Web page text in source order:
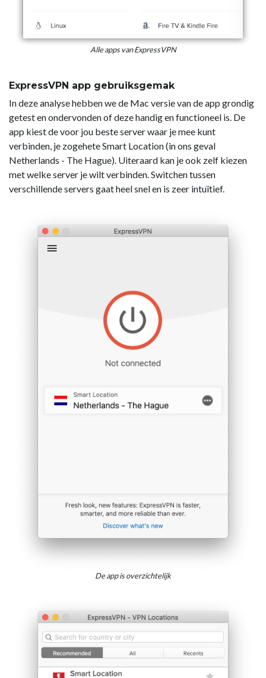
Alle apps van ExpressVPN
ExpressVPN app gebruiksgemak
In deze analyse hebben we de Mac versie van de app grondig
getest en ondervonden of deze handig en functioneel is. De
app kiest de voor jou beste server waar je mee kunt
verbinden, je zogehete Smart Location (in ons geval
Netherlands - The Hague). Uiteraard kan je ook zelf kiezen
met welke server je wilt verbinden. Switchen tussen
verschillende servers gaat heel snel en is zeer intuïtief.
De app is overzichtelijk